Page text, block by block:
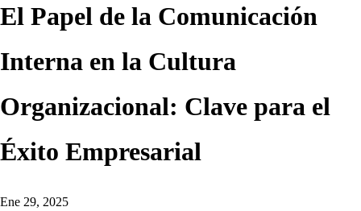
El Papel de la Comunicación
Interna en la Cultura
Organizacional: Clave para el
Éxito Empresarial
Ene 29, 2025